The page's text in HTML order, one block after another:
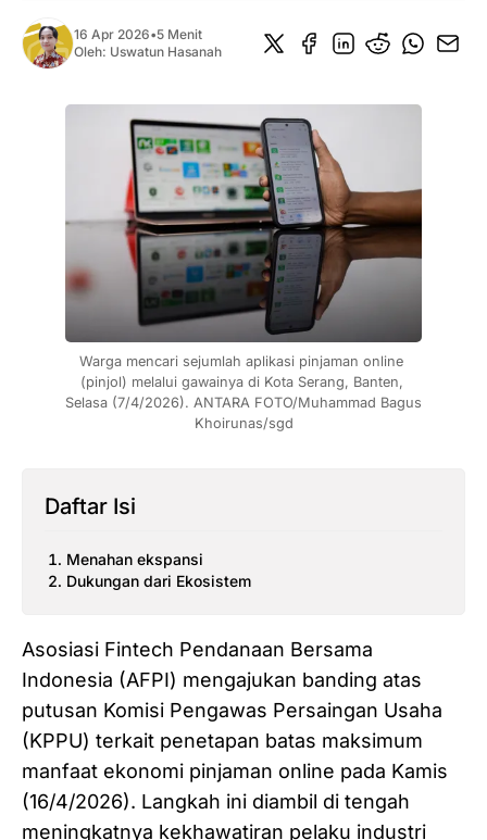
16 Apr 2026•5 Menit
Oleh: Uswatun Hasanah
Warga mencari sejumlah aplikasi pinjaman online
(pinjol) melalui gawainya di Kota Serang, Banten,
Selasa (7/4/2026). ANTARA FOTO/Muhammad Bagus
Khoirunas/sgd
Daftar Isi
Menahan ekspansi
Dukungan dari Ekosistem
Asosiasi Fintech Pendanaan Bersama
Indonesia (AFPI) mengajukan banding atas
putusan Komisi Pengawas Persaingan Usaha
(KPPU) terkait penetapan batas maksimum
manfaat ekonomi pinjaman online pada Kamis
(16/4/2026). Langkah ini diambil di tengah
meningkatnya kekhawatiran pelaku industri